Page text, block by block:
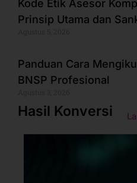
Kode Etik Asesor
Prinsip Utama dan
Panduan Cara
BNSP Profesional
Hasil Konversi